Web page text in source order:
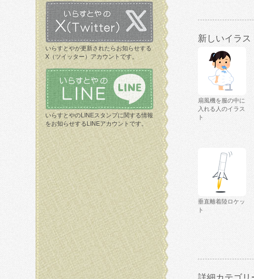
いらすとやが更新されたらお知らせする
X（ツイッター）アカウントです。
いらすとやのLINEスタンプに関する情報
をお知らせするLINEアカウントです。
新しいイラス
扇風機を服の中に
入れる人のイラス
ト
垂直離着陸ロケッ
ト